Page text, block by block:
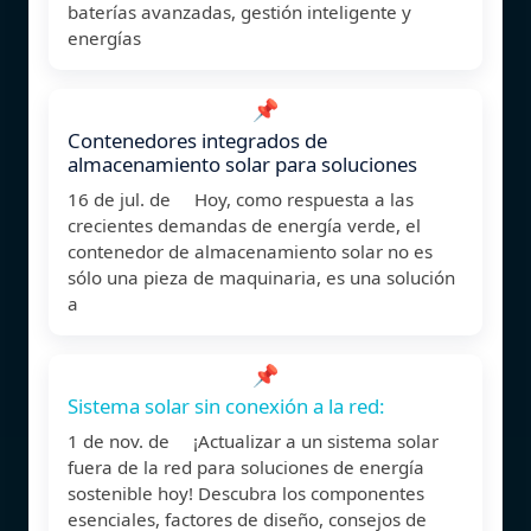
baterías avanzadas, gestión inteligente y
energías
📌
Contenedores integrados de
almacenamiento solar para soluciones
16 de jul. de Hoy, como respuesta a las
crecientes demandas de energía verde, el
contenedor de almacenamiento solar no es
sólo una pieza de maquinaria, es una solución
a
📌
Sistema solar sin conexión a la red:
1 de nov. de ¡Actualizar a un sistema solar
fuera de la red para soluciones de energía
sostenible hoy! Descubra los componentes
esenciales, factores de diseño, consejos de